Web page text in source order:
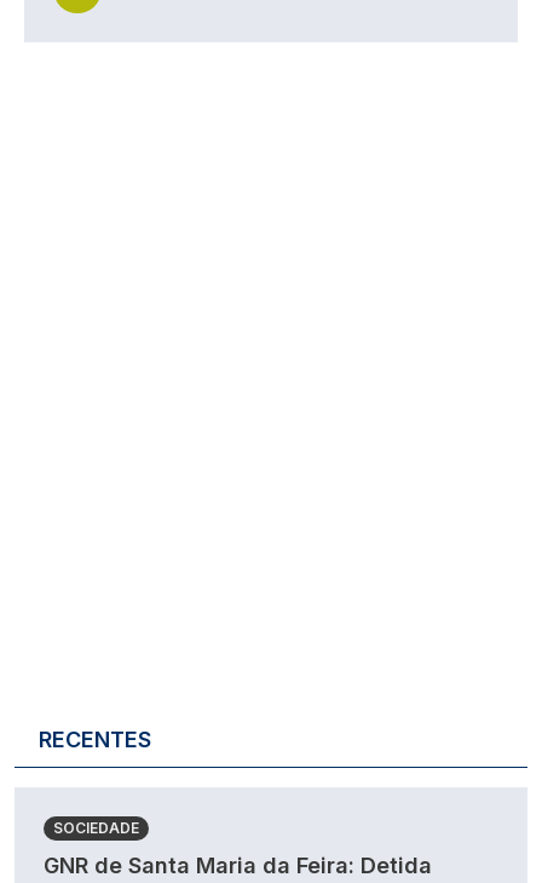
RECENTES
SOCIEDADE
GNR de Santa Maria da Feira: Detida